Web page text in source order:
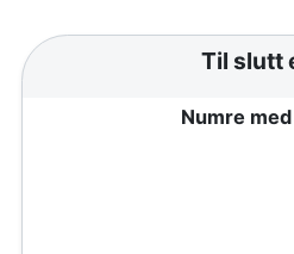
Til slutt
Numre